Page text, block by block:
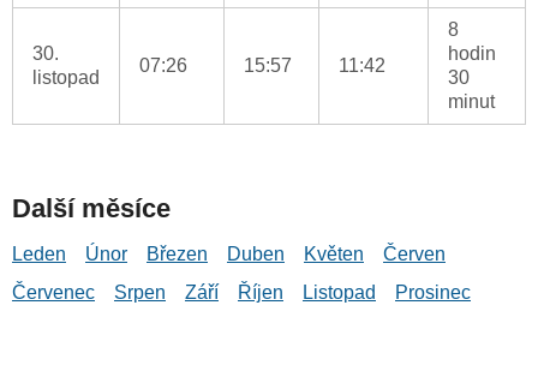
30.
listopad
07:26 15:57 11:42
8
hodin
30
minut
Další měsíce
Leden Únor Březen Duben Květen
Červen
Červenec
Srpen Září Říjen Listopad Prosinec